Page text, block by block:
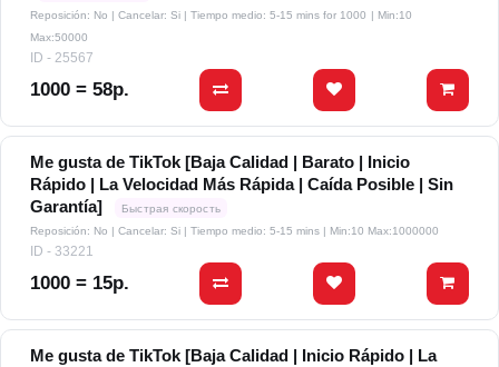
Reposición: No | Cancelar: Si | Tiempo medio: 5-15 mins for 1000 | Min:10
Max:50000
ID - 25567
1000 = 58р.
Me gusta de TikTok [Baja Calidad | Barato | Inicio
Rápido | La Velocidad Más Rápida | Caída Posible | Sin
Garantía]
Быстрая скорость
Reposición: No | Cancelar: Si | Tiempo medio: 5-15 mins | Min:10 Max:1000000
ID - 33221
1000 = 15р.
Me gusta de TikTok [Baja Calidad | Inicio Rápido | La